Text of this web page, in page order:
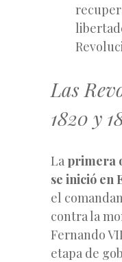
Las
1820 y
La primera
se inició en
el
contra la
Fernando
etapa de